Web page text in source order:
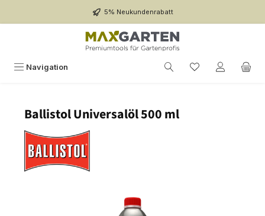
5% Neukundenrabatt
Navigation
Ballistol Universalöl 500 ml